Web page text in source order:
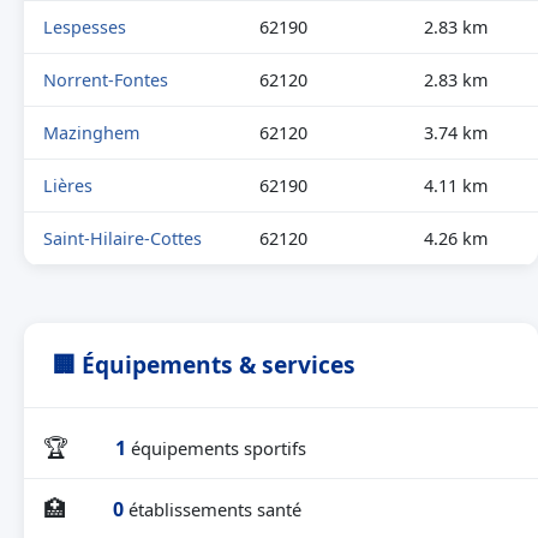
Lespesses 62190 2.83 km
Norrent-Fontes 62120 2.83 km
Mazinghem 62120 3.74 km
Lières 62190 4.11 km
Saint-Hilaire-Cottes 62120 4.26 km
🏢 Équipements & services
🏆 1 équipements sportifs
🏥 0 établissements santé